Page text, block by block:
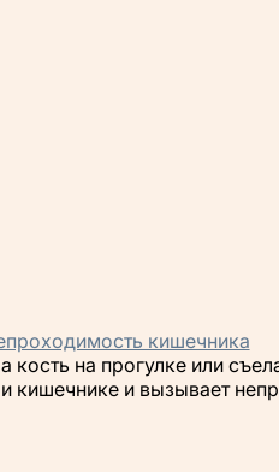
кишечника
на прогулке или
кишечнике и вызывает